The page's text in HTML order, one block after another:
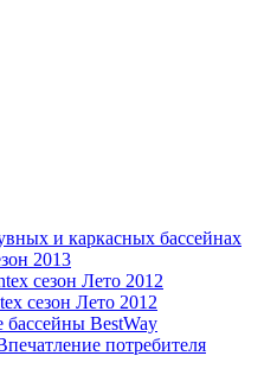
и каркасных бассейнах
2013
сезон Лето 2012
сезон Лето 2012
BestWay
потребителя